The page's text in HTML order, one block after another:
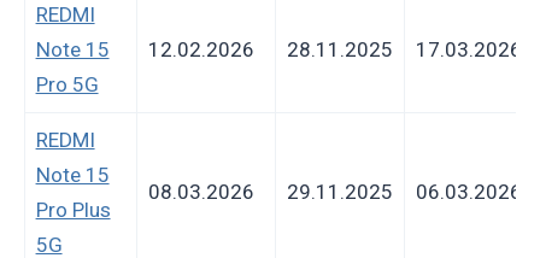
REDMI
Note 15
Pro 5G
12.02.2026 28.11.2025 17.03.2026
REDMI
Note 15
Pro Plus
5G
08.03.2026 29.11.2025 06.03.2026